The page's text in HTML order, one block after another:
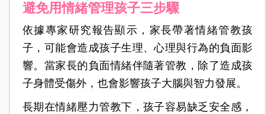
避免用情緒管理孩子三步驟
依據專家研究報告顯示，家長帶著情緒管教孩
子，可能會造成孩子生理、心理與行為的負面影
響。當家長的負面情緒伴隨著管教，除了造成孩
子身體受傷外，也會影響孩子大腦與智力發展。
長期在情緒壓力管教下，孩子容易缺乏安全感，